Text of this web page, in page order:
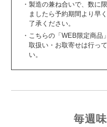
・製造の兼ね合いで、数に
ましたら予約期間より早
了承ください。
・こちらの「WEB限定商
取扱い・お取寄せは行っ
い。
毎週